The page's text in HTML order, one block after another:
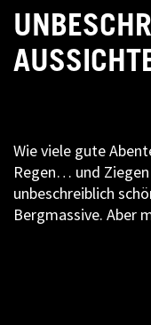
Wie viele gute
Regen… und
unbeschreiblich
Bergmassive. Aber